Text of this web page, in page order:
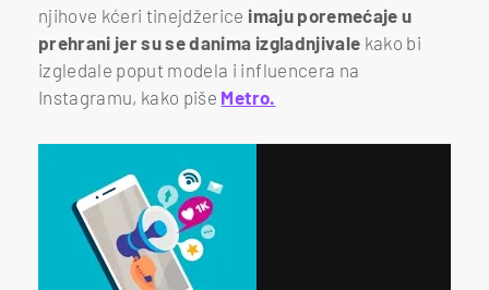
njihove kćeri tinejdžerice imaju poremećaje u
prehrani jer su se danima izgladnjivale kako bi
izgledale poput modela i influencera na
Instagramu, kako piše Metro.